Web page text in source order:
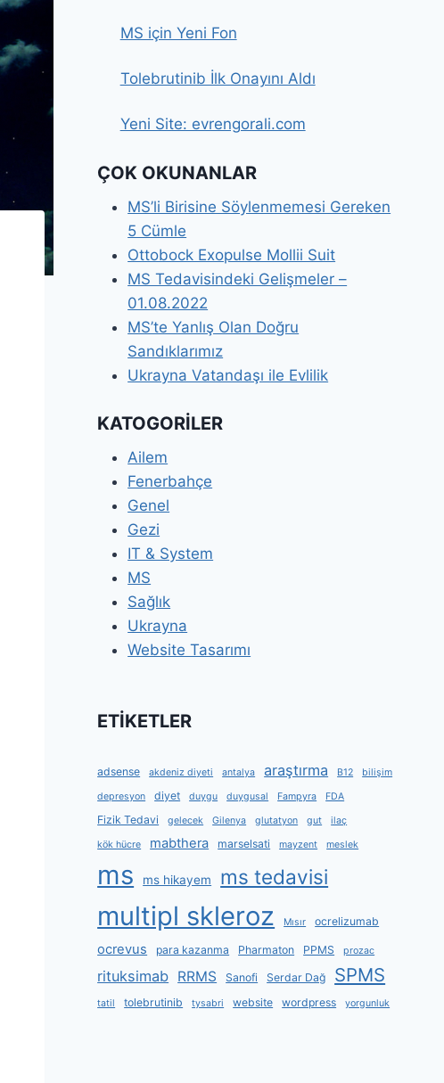
MS için Yeni Fon
Tolebrutinib İlk Onayını Aldı
Yeni Site: evrengorali.com
ÇOK OKUNANLAR
MS’li Birisine Söylenmemesi Gereken
5 Cümle
Ottobock Exopulse Mollii Suit
MS Tedavisindeki Gelişmeler –
01.08.2022
MS’te Yanlış Olan Doğru
Sandıklarımız
Ukrayna Vatandaşı ile Evlilik
KATOGORİLER
Ailem
Fenerbahçe
Genel
Gezi
IT & System
MS
Sağlık
Ukrayna
Website Tasarımı
ETİKETLER
adsense akdeniz diyeti antalya araştırma B12 bilişim
depresyon diyet duygu duygusal Fampyra FDA
Fizik Tedavi gelecek Gilenya glutatyon gut ilaç
kök hücre mabthera marselsati mayzent meslek
ms ms hikayem ms tedavisi
multipl skleroz Mısır ocrelizumab
ocrevus para kazanma Pharmaton PPMS prozac
rituksimab RRMS Sanofi Serdar Dağ SPMS
tatil tolebrutinib tysabri website wordpress yorgunluk